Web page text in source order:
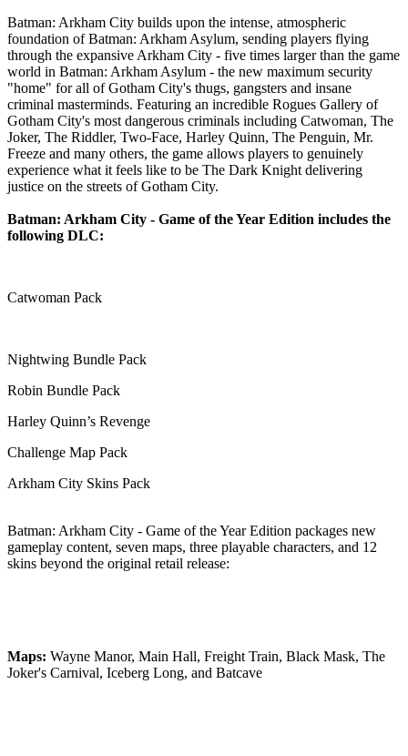
Batman: Arkham City builds upon the intense, atmospheric
foundation of Batman: Arkham Asylum, sending players flying
through the expansive Arkham City - five times larger than the game
world in Batman: Arkham Asylum - the new maximum security
"home" for all of Gotham City's thugs, gangsters and insane
criminal masterminds. Featuring an incredible Rogues Gallery of
Gotham City's most dangerous criminals including Catwoman, The
Joker, The Riddler, Two-Face, Harley Quinn, The Penguin, Mr.
Freeze and many others, the game allows players to genuinely
experience what it feels like to be The Dark Knight delivering
justice on the streets of Gotham City.
Batman: Arkham City - Game of the Year Edition includes the
following DLC:
Catwoman Pack
Nightwing Bundle Pack
Robin Bundle Pack
Harley Quinn’s Revenge
Challenge Map Pack
Arkham City Skins Pack
Batman: Arkham City - Game of the Year Edition packages new
gameplay content, seven maps, three playable characters, and 12
skins beyond the original retail release:
Maps: Wayne Manor, Main Hall, Freight Train, Black Mask, The
Joker's Carnival, Iceberg Long, and Batcave